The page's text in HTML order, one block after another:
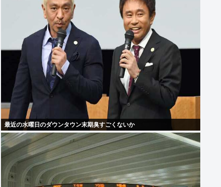
最近の水曜日のダウンタウン末期臭すごくないか